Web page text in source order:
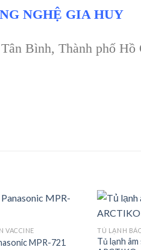
NGHỆ GIA HUY
Bình, Thành phố
Add to
VACCINE
MPR-721
TỦ LẠNH
Tủ lạnh